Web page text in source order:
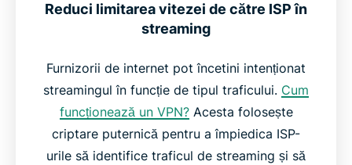
Reduci limitarea vitezei de către ISP în
streaming
Furnizorii de internet pot încetini intenționat
streamingul în funcție de tipul traficului. Cum
funcționează un VPN?Acesta folosește
criptare puternică pentru a împiedica ISP-
urile să identifice traficul de streaming și să